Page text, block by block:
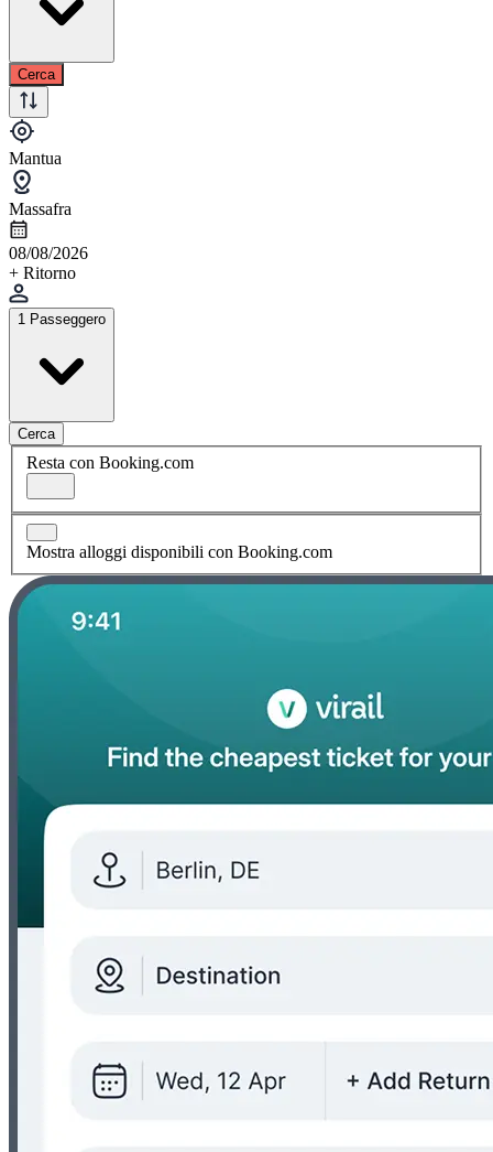
Cerca
Mantua
Massafra
08/08/2026
+ Ritorno
1 Passeggero
Cerca
Resta con Booking.com
Mostra alloggi disponibili con Booking.com